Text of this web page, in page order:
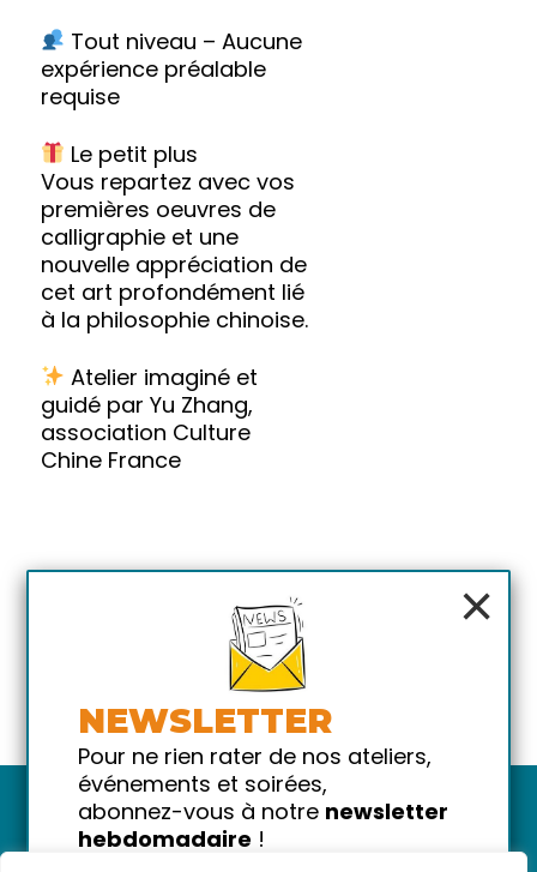
Tout niveau – Aucune
expérience préalable
requise
Le petit plus
Vous repartez avec vos
premières oeuvres de
calligraphie et une
nouvelle appréciation de
cet art profondément lié
à la philosophie chinoise.
Atelier imaginé et
guidé par Yu Zhang,
association Culture
Chine France
×
NEWSLETTER
Pour ne rien rater de nos ateliers,
événements et soirées,
abonnez-vous à notre newsletter
hebdomadaire !